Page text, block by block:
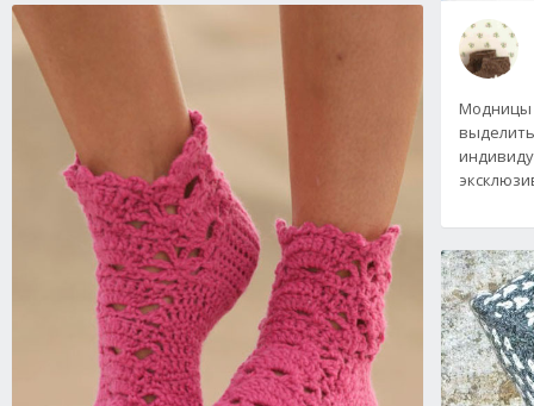
Модницы